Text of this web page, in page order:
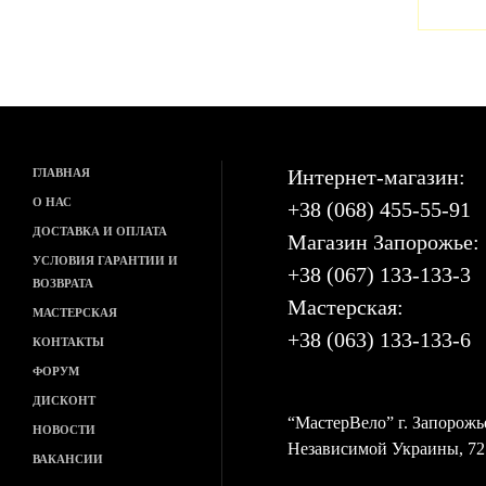
ГЛАВНАЯ
О НАС
ДОСТАВКА И ОПЛАТА
УСЛОВИЯ ГАРАНТИИ И
ВОЗВРАТА
МАСТЕРСКАЯ
КОНТАКТЫ
ФОРУМ
ДИСКОНТ
НОВОСТИ
ВАКАНСИИ
Интернет-магазин:
+38 (068) 455-55-91
Магазин Запорожье:
+38 (067) 133-133-3
Мастерская:
+38 (063) 133-133-6
“МастерВело” г.
Независимой Украины, 72